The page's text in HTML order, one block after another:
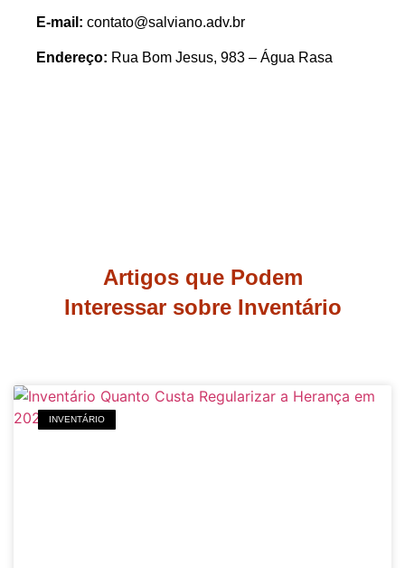
E-mail: contato@salviano.adv.br
Endereço: Rua Bom Jesus, 983 – Água Rasa
Artigos que Podem
Interessar sobre Inventário
INVENTÁRIO